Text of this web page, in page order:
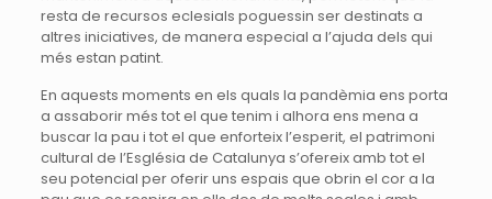
resta de recursos eclesials poguessin ser destinats a
altres iniciatives, de manera especial a l’ajuda dels qui
més estan patint.
En aquests moments en els quals la pandèmia ens porta
a assaborir més tot el que tenim i alhora ens mena a
buscar la pau i tot el que enforteix l’esperit, el patrimoni
cultural de l’Església de Catalunya s’ofereix amb tot el
seu potencial per oferir uns espais que obrin el cor a la